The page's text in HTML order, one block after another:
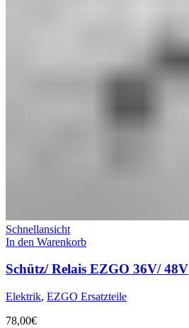
Schnellansicht
In den Warenkorb
Schütz/ Relais EZGO 36V/ 48V
Elektrik, EZGO Ersatzteile
78,00€